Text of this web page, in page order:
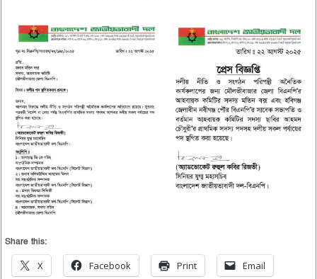
Share this:
X Facebook Print Email